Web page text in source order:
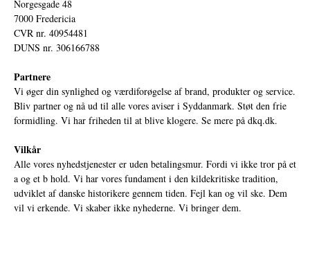
Norgesgade 48
7000 Fredericia
CVR nr. 40954481
DUNS nr. 306166788
Partnere
Vi øger din synlighed og værdiforøgelse af brand, produkter og service.
Bliv partner og nå ud til alle vores aviser i Syddanmark. Støt den frie
formidling. Vi har friheden til at blive klogere. Se mere på dkq.dk.
Vilkår
Alle vores nyhedstjenester er uden betalingsmur. Fordi vi ikke tror på et
a og et b hold. Vi har vores fundament i den kildekritiske tradition,
udviklet af danske historikere gennem tiden. Fejl kan og vil ske. Dem
vil vi erkende. Vi skaber ikke nyhederne. Vi bringer dem.